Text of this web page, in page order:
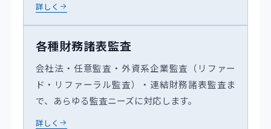
詳しく
各種財務諸表監査
会社法・任意監査・外資系企業監査（リファー
ド・リファーラル監査）・連結財務諸表監査ま
で、あらゆる監査ニーズに対応します。
詳しく